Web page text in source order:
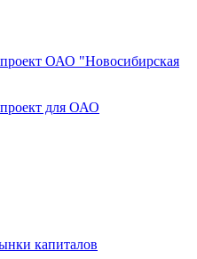
ОАО "Новосибирская
для ОАО
капиталов